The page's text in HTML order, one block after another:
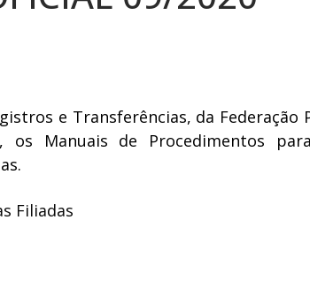
e Transferências, da Federação
os Manuais de Procedimentos
Filiadas